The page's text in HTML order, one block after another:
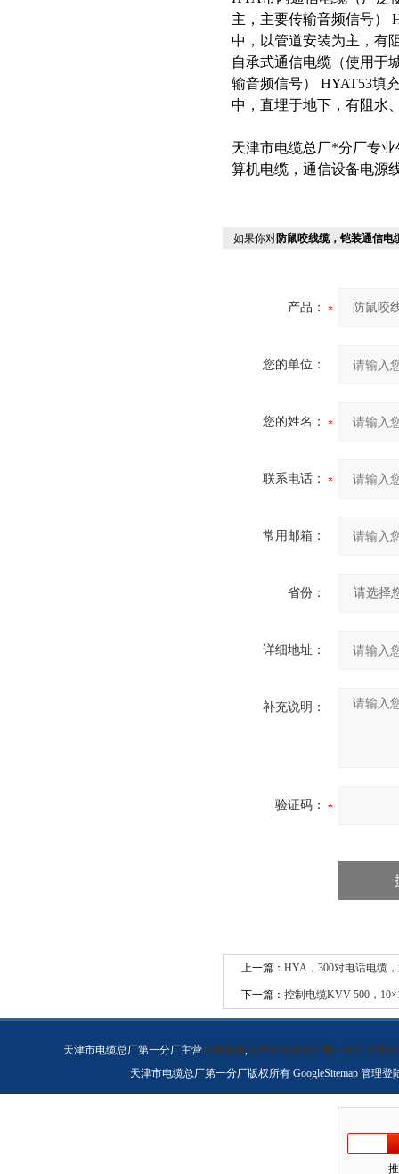
主，主要传输音频信号）
中，以管道安装为主，有
自承式通信电缆（使用于
输音频信号） HYAT53填
中，直埋于地下，有阻水
天津市电缆总厂*分厂专
算机电缆，通信设备电源
如果你对防鼠咬线缆，铠装通信
产品：
您的单位：
您的姓名：
联系电话：
常用邮箱：
省份：
详细地址：
补充说明：
验证码：
上一篇： HYA，300对电话电缆
下一篇： 控制电缆KVV-500，
天津市电缆总厂第一分厂主营天联电缆,天津市电缆总厂第一分厂天联电
天津市电缆总厂第一分厂版权所有 GoogleSitemap 管理登